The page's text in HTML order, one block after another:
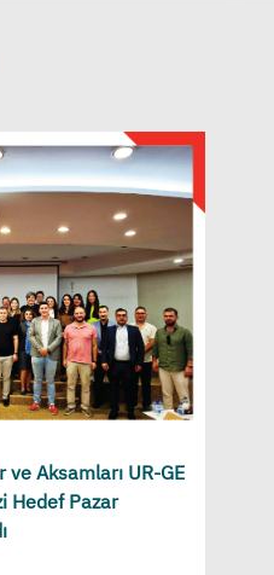
Aksamları UR-GE
Hedef Pazar